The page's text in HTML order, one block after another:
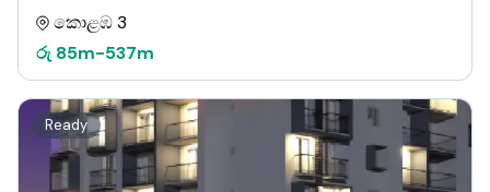
කොළඹ 3
රු 85m-537m
Ready